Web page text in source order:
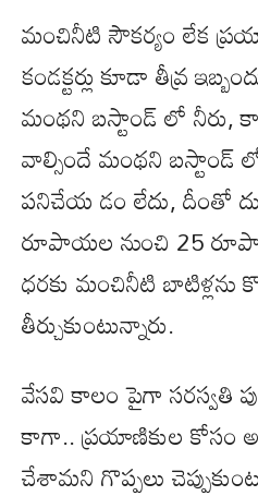
మంచినీటి సౌకర్యం లేక
కండక్టర్లు కూడా తీవ్ర
మంథని బస్టాండ్ లో నీరు,
వాల్సిందే మంథని బస్టాండ్
పనిచేయ డం లేదు, దీంతో
రూపాయల నుంచి 25
ధరకు మంచినీటి బాటిళ్లను
తీర్చుకుంటున్నారు.
వేసవి కాలం పైగా సరస్వతి
కాగా.. ప్రయాణికుల కోసం
చేశామని గొప్పలు